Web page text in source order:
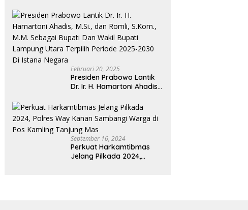
Masuk Kantong Pribadi
Oknum Dishub dan
Perdagangan
Februari 20, 2025
Presiden Prabowo Lantik
Dr. Ir. H. Hamartoni Ahadis,
M.M. Sebagai Bupati Dan
Wakil Bupati Lampung
Utara Terpilih Periode
2025-2030 Di Istana
Negara
September 16, 2024
Perkuat Harkamtibmas
Jelang Pilkada 2024,